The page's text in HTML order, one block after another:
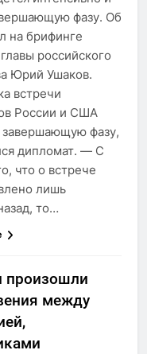
фазу. Об
на брифинге
российского
Юрий Ушаков.
встречи
России и США
завершающую фазу,
дипломат. — С
что о встрече
лишь
то…
произошли
между